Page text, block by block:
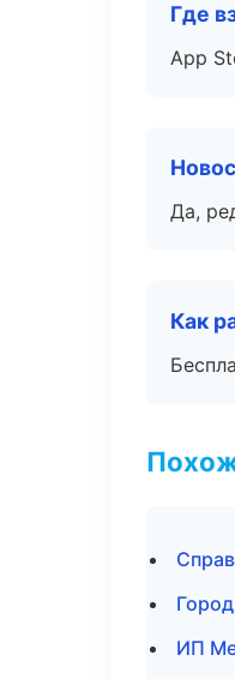
Где
App
Да,
Как
ИП